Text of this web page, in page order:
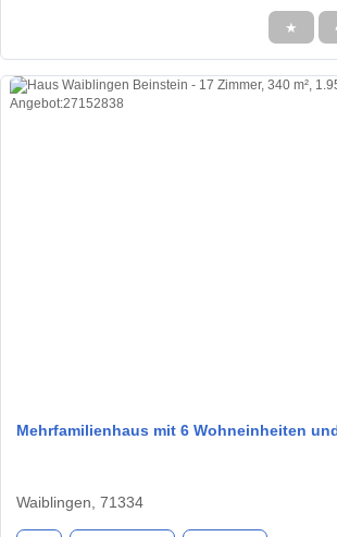
★
Mehrfamilienhaus mit 6 Wohneinheiten
Waiblingen, 71334